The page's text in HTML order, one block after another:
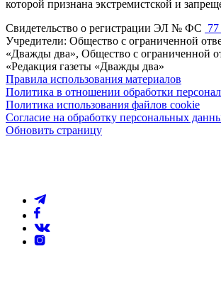
которой признана экстремистской и
Свидетельство о регистрации ЭЛ № ФС
Учредители: Общество с ограниченной
«Дважды два», Общество с ограниченной
«Редакция газеты «Дважды два»
Правила использования материалов
Политика в отношении обработки
Политика использования файлов cookie
Согласие на обработку персональных
Обновить страницу